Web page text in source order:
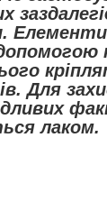
Елементи
Для
лаком.